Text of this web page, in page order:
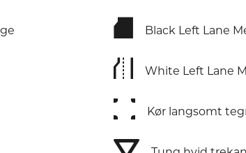
⛘ Black Left Lane
⛙ White Left Lane
⛚ Kør langsomt